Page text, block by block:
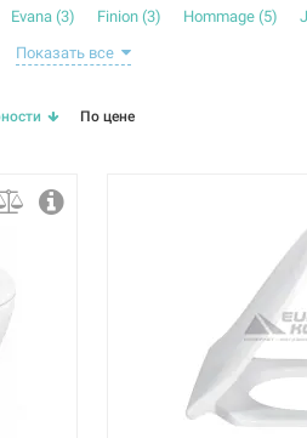
Evana (3) Finion (3) Hommage (5)
Memento ( 6) More To See (
Показать все
По цене